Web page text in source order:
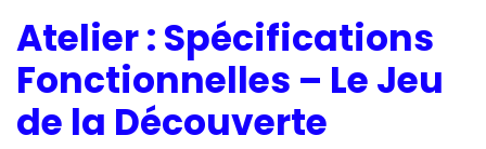
Atelier : Spécifications
Fonctionnelles – Le Jeu
de la Découverte